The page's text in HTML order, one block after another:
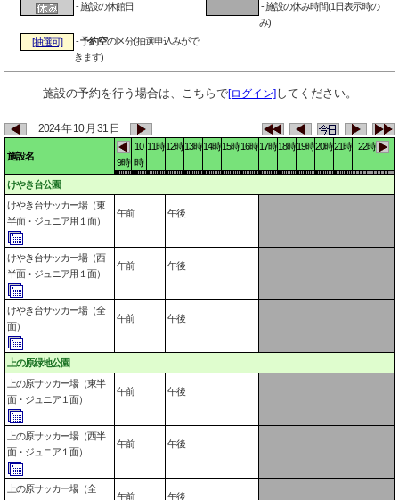
- 施設の休館日
- 施設の休み時間(1日表示時の
み)
[抽選可]
-予約空の区分(抽選申込みがで
きます)
施設の予約を行う場合は、こちらで[ログイン]してください。
2024 年 10 月 31 日
施設名
9時
10
時
11時12時13時14時15時16時17時18時19時20時21時 22時
けやき台公園
けやき台サッカー場（東
半面・ジュニア用１面）
午前 午後
けやき台サッカー場（西
半面・ジュニア用１面）
午前 午後
けやき台サッカー場（全
面）
午前 午後
上の原緑地公園
上の原サッカー場（東半
面・ジュニア１面）
午前 午後
上の原サッカー場（西半
面・ジュニア１面）
午前 午後
上の原サッカー場（全
午前 午後